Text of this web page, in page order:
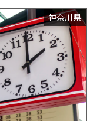
神奈川県